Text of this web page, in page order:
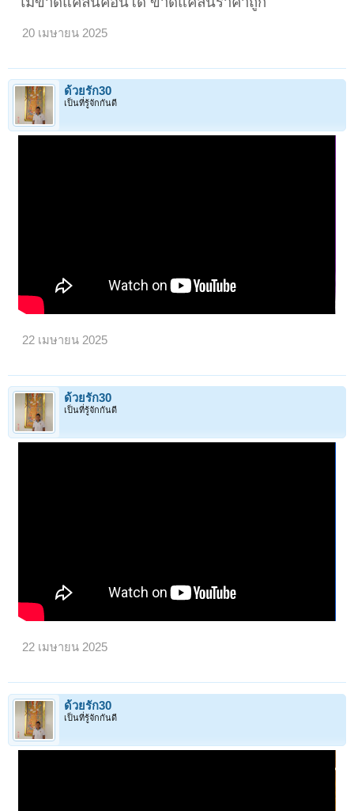
20 เมษายน 2025
ด้วยรัก30
เป็นที่รู้จักกันดี
22 เมษายน 2025
ด้วยรัก30
เป็นที่รู้จักกันดี
22 เมษายน 2025
ด้วยรัก30
เป็นที่รู้จักกันดี